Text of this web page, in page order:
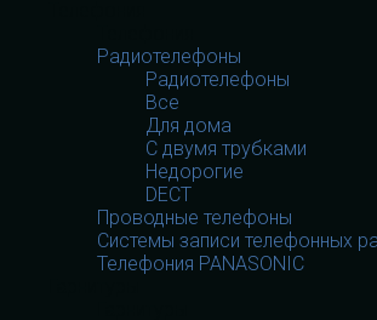
Радиотелефоны
Радиотелефоны
Все
Для дома
С двумя трубками
Недорогие
DECT
Проводные телефоны
Системы записи телефонных
Телефония PANASONIC